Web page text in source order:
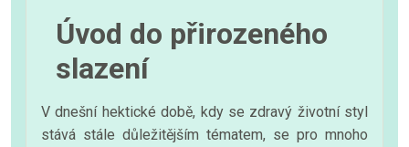
Úvod do přirozeného
slazení
V dnešní hektické době, kdy se zdravý životní styl
stává stále důležitějším tématem, se pro mnoho